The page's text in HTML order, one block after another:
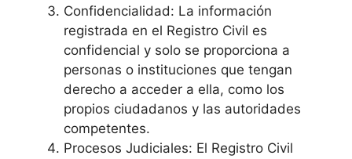
Confidencialidad: La información
registrada en el Registro Civil es
confidencial y solo se proporciona a
personas o instituciones que tengan
derecho a acceder a ella, como los
propios ciudadanos y las autoridades
competentes.
Procesos Judiciales: El Registro Civil